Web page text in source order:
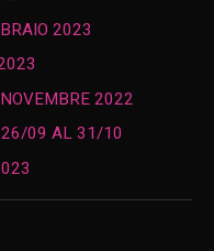
2023
2022
26/09 AL 31/10